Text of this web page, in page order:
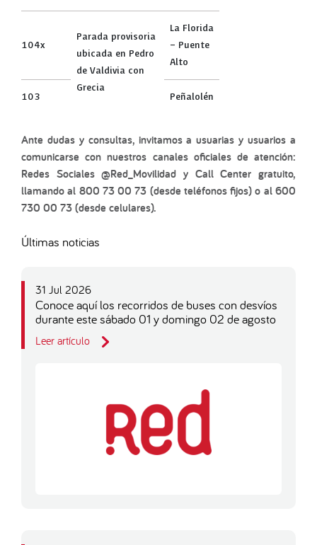
104x
Parada provisoria
ubicada en Pedro
de Valdivia con
Grecia
La Florida
– Puente
Alto
103 Peñalolén
Ante dudas y consultas, invitamos a usuarias y usuarios a
comunicarse con nuestros canales oficiales de atención:
Redes Sociales @Red_Movilidad y Call Center gratuito,
llamando al 800 73 00 73 (desde teléfonos fijos) o al 600
730 00 73 (desde celulares).
Últimas noticias
31 Jul 2026
Conoce aquí los recorridos de buses con desvíos
durante este sábado 01 y domingo 02 de agosto
Leer artículo